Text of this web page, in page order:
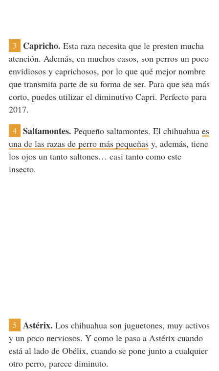
3 Capricho. Esta raza necesita que le presten mucha
atención. Además, en muchos casos, son perros un poco
envidiosos y caprichosos, por lo que qué mejor nombre
que transmita parte de su forma de ser. Para que sea más
corto, puedes utilizar el diminutivo Capri. Perfecto para
2017.
4 Saltamontes. Pequeño saltamontes. El chihuahua es
una de las razas de perro más pequeñasy, además, tiene
los ojos un tanto saltones… casi tanto como este
insecto.
5 Astérix. Los chihuahua son juguetones, muy activos
y un poco nerviosos. Y como le pasa a Astérix cuando
está al lado de Obélix, cuando se pone junto a cualquier
otro perro, parece diminuto.